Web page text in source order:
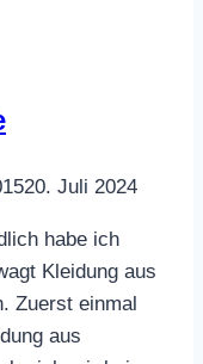
20. Juli 2024
habe ich
Kleidung aus
Zuerst einmal
aus